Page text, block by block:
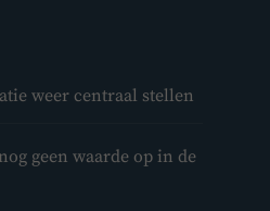
weer centraal stellen
geen waarde op in de